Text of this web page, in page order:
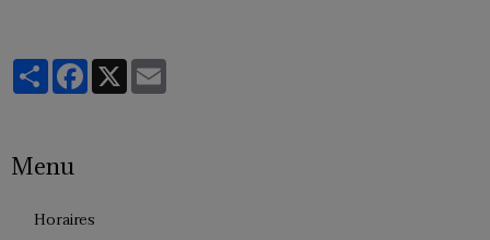
PartagerFacebook
X
Menu
Horaires